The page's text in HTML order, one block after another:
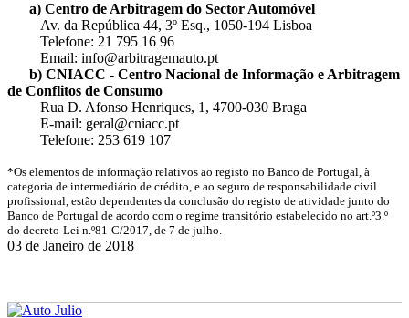
a) Centro de Arbitragem do Sector Automóvel
Av. da República 44, 3º Esq., 1050-194 Lisboa
Telefone: 21 795 16 96
Email: info@arbitragemauto.pt
b) CNIACC - Centro Nacional de Informação e Arbitragem
de Conflitos de Consumo
Rua D. Afonso Henriques, 1, 4700-030 Braga
E-mail: geral@cniacc.pt
Telefone: 253 619 107
*Os elementos de informação relativos ao registo no Banco de Portugal, à
categoria de intermediário de crédito, e ao seguro de responsabilidade civil
profissional, estão dependentes da conclusão do registo de atividade junto do
Banco de Portugal de acordo com o regime transitório estabelecido no art.º3.º
do decreto-Lei n.º81-C/2017, de 7 de julho.
03 de Janeiro de 2018